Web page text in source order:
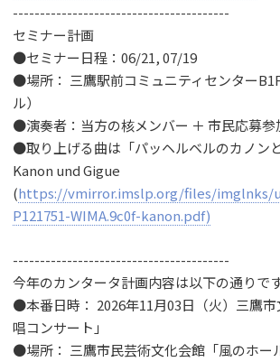
----------------------------------------
セミナー計画
●セミナー日程：06/21, 07/19
●場所： 三鷹駅前コミュニティセンター
ル）
●演奏者：当方の核メンバー ＋ 市民応募参
●取り上げる曲は「パッヘルベルのカノン
Kanon und Gigue
(https://vmirror.imslp.org/files/imglnks/
P121751-WIMA.9c0f-kanon.pdf)
----------------------------------------
今年のカンタータ計画内容は以下の通りです
●本番日時： 2026年11月03日（火）三鷹
唱コンサート」
●場所： 三鷹市民芸術文化会館「風のホー